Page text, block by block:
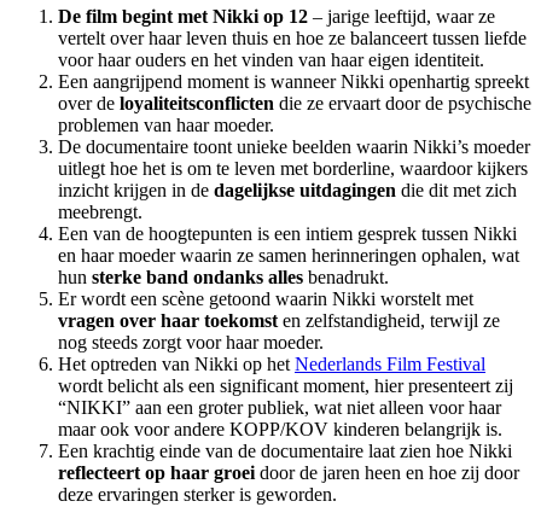
De film begint met Nikki op 12 – jarige leeftijd, waar ze
vertelt over haar leven thuis en hoe ze balanceert tussen liefde
voor haar ouders en het vinden van haar eigen identiteit.
Een aangrijpend moment is wanneer Nikki openhartig spreekt
over de loyaliteitsconflicten die ze ervaart door de psychische
problemen van haar moeder.
De documentaire toont unieke beelden waarin Nikki’s moeder
uitlegt hoe het is om te leven met borderline, waardoor kijkers
inzicht krijgen in de dagelijkse uitdagingen die dit met zich
meebrengt.
Een van de hoogtepunten is een intiem gesprek tussen Nikki
en haar moeder waarin ze samen herinneringen ophalen, wat
hun sterke band ondanks alles benadrukt.
Er wordt een scène getoond waarin Nikki worstelt met
vragen over haar toekomst en zelfstandigheid, terwijl ze
nog steeds zorgt voor haar moeder.
Het optreden van Nikki op het Nederlands Film Festival
wordt belicht als een significant moment, hier presenteert zij
“NIKKI” aan een groter publiek, wat niet alleen voor haar
maar ook voor andere KOPP/KOV kinderen belangrijk is.
Een krachtig einde van de documentaire laat zien hoe Nikki
reflecteert op haar groei door de jaren heen en hoe zij door
deze ervaringen sterker is geworden.